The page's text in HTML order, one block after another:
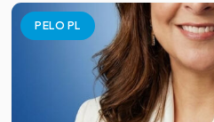
PELO PL